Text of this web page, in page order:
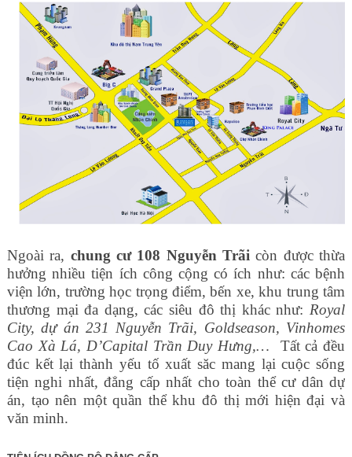
Ngoài ra, chung cư 108 Nguyễn Trãi còn được thừa
hưởng nhiều tiện ích công cộng có ích như: các bệnh
viện lớn, trường học trọng điểm, bến xe, khu trung tâm
thương mại đa dạng, các siêu đô thị khác như:Royal
City, dự án 231 Nguyễn Trãi, Goldseason, Vinhomes
Cao Xà Lá, D’Capital Trần Duy Hưng,… Tất cả đều
đúc kết lại thành yếu tố xuất săc mang lại cuộc sống
tiện nghi nhất, đẳng cấp nhất cho toàn thể cư dân dự
án, tạo nên một quần thể khu đô thị mới hiện đại và
văn minh.